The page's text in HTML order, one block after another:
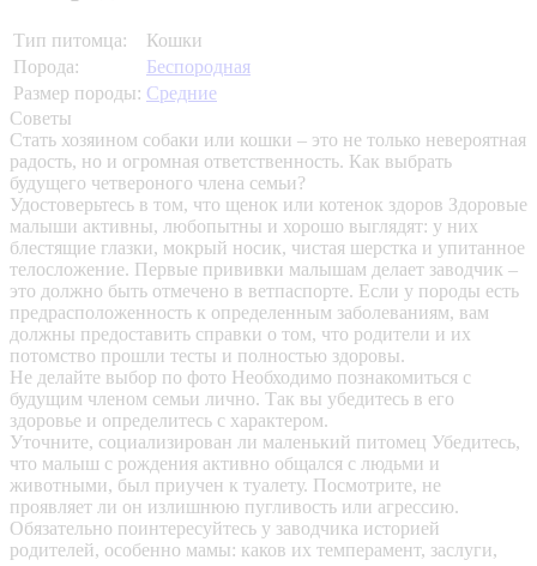
Тип питомца:
Кошки
Порода:
Беспородная
Размер породы: Средние
Советы
Стать хозяином собаки или кошки – это не только невероятная
радость, но и огромная ответственность. Как выбрать
будущего четвероного члена семьи?
Удостоверьтесь в том, что щенок или котенок здоров Здоровые
малыши активны, любопытны и хорошо выглядят: у них
блестящие глазки, мокрый носик, чистая шерстка и упитанное
телосложение. Первые прививки малышам делает заводчик –
это должно быть отмечено в ветпаспорте. Если у породы есть
предрасположенность к определенным заболеваниям, вам
должны предоставить справки о том, что родители и их
потомство прошли тесты и полностью здоровы.
Не делайте выбор по фото Необходимо познакомиться с
будущим членом семьи лично. Так вы убедитесь в его
здоровье и определитесь с характером.
Уточните, социализирован ли маленький питомец Убедитесь,
что малыш с рождения активно общался с людьми и
животными, был приучен к туалету. Посмотрите, не
проявляет ли он излишнюю пугливость или агрессию.
Обязательно поинтересуйтесь у заводчика историей
родителей, особенно мамы: каков их темперамент, заслуги,